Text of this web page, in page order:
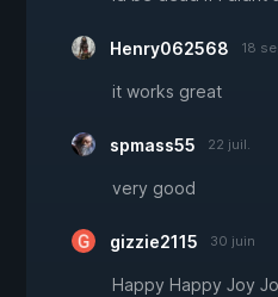
Henry062568 18
it works great
spmass55 22 juil.
very good
gizzie2115 30 juin
Happy Happy Joy